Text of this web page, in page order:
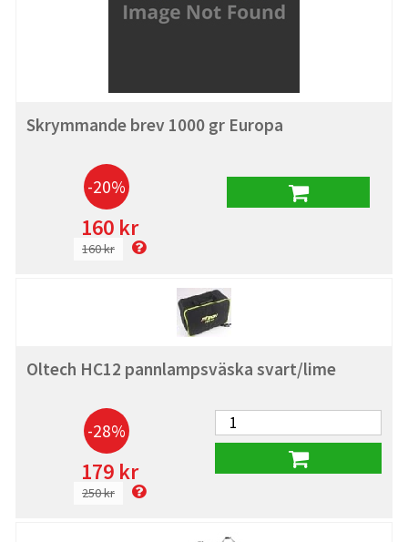
Skrymmande brev 1000 gr Europa
-20%
160 kr
160 kr
Oltech HC12 pannlampsväska svart/lime
-28%
179 kr
250 kr